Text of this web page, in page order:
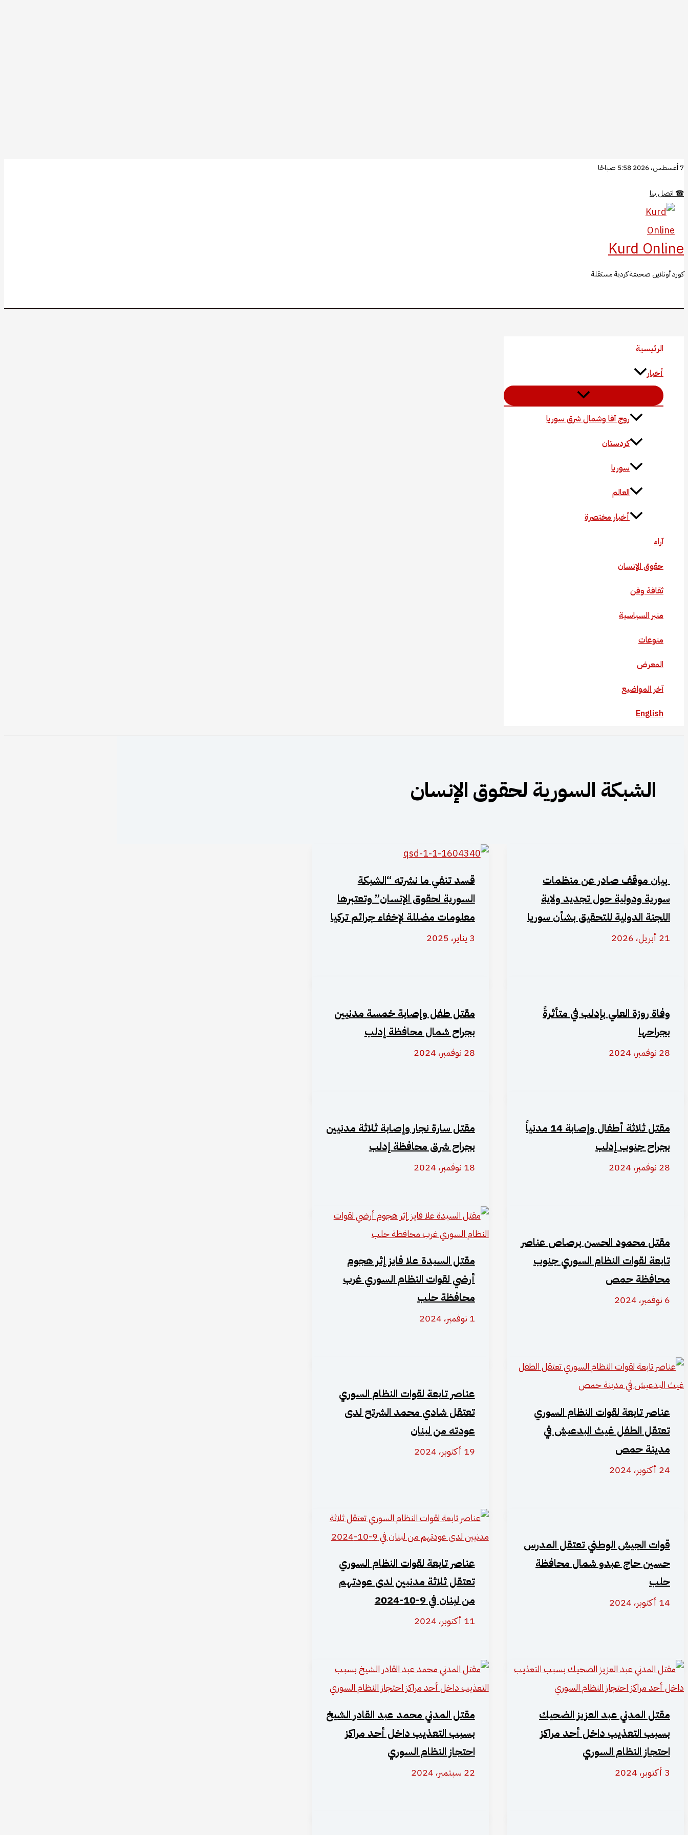
تخطي
المحتوى
7 أغسطس، 2026 5:58 صباحًا
☎ اتصل بنا
Kurd Online
كورد أونلاين صحيفة كردية مستقلة
الرئيسية
أخبار
روج آفا وشمال شرق سوريا
كردستان
سوريا
العالم
أخبار مختصرة
آراء
حقوق الإنسان
ثقافة وفن
منبر السياسية
منوعات
المعرض
آخر المواضيع
English
الشبكة السورية لحقوق الإنسان
بيان موقف صادر عن منظمات
سورية ودولية حول تجديد ولاية
اللجنة الدولية للتحقيق بشأن سوريا
21 أبريل، 2026
قسد تنفي ما نشرته “الشبكة
السورية لحقوق الإنسان” وتعتبرها
معلومات مضللة لإخفاء جرائم تركيا
3 يناير، 2025
وفاة روزة العلي بإدلب في متأثرةً
بجراحها
28 نوفمبر، 2024
مقتل طفل وإصابة خمسة مدنيين
بجراح شمال محافظة إدلب
28 نوفمبر، 2024
مقتل ثلاثة أطفال وإصابة 14 مدنياً
بجراح جنوب إدلب
28 نوفمبر، 2024
مقتل سارة نجار وإصابة ثلاثة مدنيين
بجراح شرق محافظة إدلب
18 نوفمبر، 2024
مقتل محمود الحسن برصاص عناصر
تابعة لقوات النظام السوري جنوب
محافظة حمص
6 نوفمبر، 2024
مقتل السيدة علا فايز إثر هجوم
أرضي لقوات النظام السوري غرب
محافظة حلب
1 نوفمبر، 2024
عناصر تابعة لقوات النظام السوري
تعتقل الطفل غيث البدعيش في
مدينة حمص
24 أكتوبر، 2024
عناصر تابعة لقوات النظام السوري
تعتقل شادي محمد الشرتح لدى
عودته من لبنان
19 أكتوبر، 2024
قوات الجيش الوطني تعتقل المدرس
حسين حاج عبدو شمال محافظة
حلب
14 أكتوبر، 2024
عناصر تابعة لقوات النظام السوري
تعتقل ثلاثة مدنيين لدى عودتهم
من لبنان في 9-10-2024
11 أكتوبر، 2024
مقتل المدني عبد العزيز الضحيك
بسبب التعذيب داخل أحد مراكز
احتجاز النظام السوري
3 أكتوبر، 2024
مقتل المدني محمد عبد القادر الشيخ
بسبب التعذيب داخل أحد مراكز
احتجاز النظام السوري
22 سبتمبر، 2024